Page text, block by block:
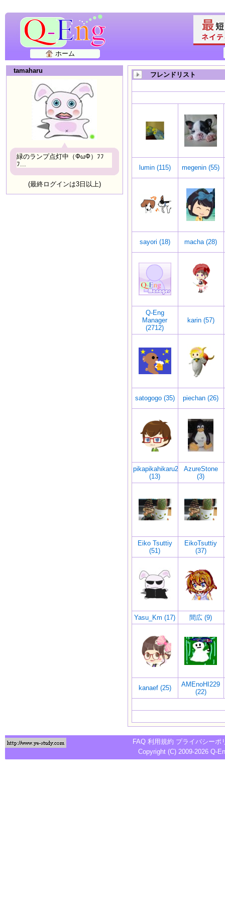
ホーム
tamaharu
緑のランプ点灯中（ФωФ）ﾌﾌ
ﾌ...
(最終ログインは3日以上)
フレンドリスト
lumin (115) megenin (55)
sayori (18) macha (28)
Q-Eng
Manager
(2712)
karin (57)
satogogo (35) piechan (26)
pikapikahikaru2
(13)
AzureStone
(3)
Eiko Tsuttiy
(51)
EikoTsuttiy
(37)
Yasu_Km (17) 間広 (9)
kanaef (25)
AMEnoHI229
(22)
FAQ 利用規約 プライバシーポ
Copyright (C) 2009-2026 Q-